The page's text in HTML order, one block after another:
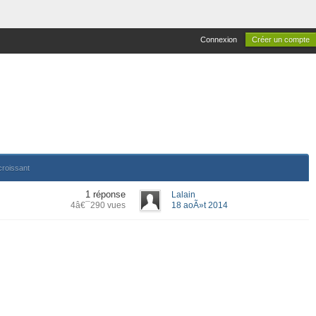
Connexion Créer un compte
1 réponse
4â€¯290 vues
Lalain
18 aoÃ»t 2014